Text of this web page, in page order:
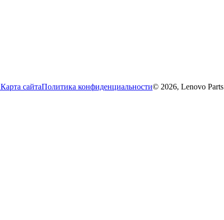
Карта сайтаПолитика конфиденциальности© 2026, Lenovo Parts